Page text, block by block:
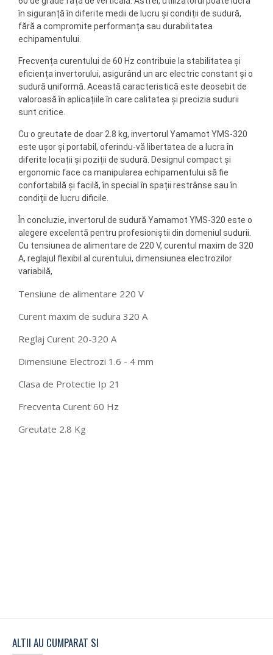
în siguranță în diferite medii de lucru și condiții de sudură,
fără a compromite performanța sau durabilitatea
echipamentului.
Frecvența curentului de 60 Hz contribuie la stabilitatea și
eficiența invertorului, asigurând un arc electric constant și o
sudură uniformă. Această caracteristică este deosebit de
valoroasă în aplicațiile în care calitatea și precizia sudurii
sunt critice.
Cu o greutate de doar 2.8 kg, invertorul Yamamot YMS-320
este ușor și portabil, oferindu-vă libertatea de a lucra în
diferite locații și poziții de sudură. Designul compact și
ergonomic face ca manipularea echipamentului să fie
confortabilă și facilă, în special în spații restrânse sau în
condiții de lucru dificile.
În concluzie, invertorul de sudură Yamamot YMS-320 este o
alegere excelentă pentru profesioniștii din domeniul sudurii.
Cu tensiunea de alimentare de 220 V, curentul maxim de 320
A, reglajul flexibil al curentului, dimensiunea electrozilor
variabilă,
Tensiune de alimentare 220 V
Curent maxim de sudura 320 A
Reglaj Curent 20-320 A
Dimensiune Electrozi 1.6 - 4 mm
Clasa de Protectie Ip 21
Frecventa Curent 60 Hz
Greutate 2.8 Kg
ALTII AU CUMPARAT SI